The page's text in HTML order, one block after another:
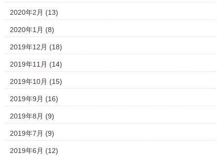
2020年2月 (13)
2020年1月 (8)
2019年12月 (18)
2019年11月 (14)
2019年10月 (15)
2019年9月 (16)
2019年8月 (9)
2019年7月 (9)
2019年6月 (12)